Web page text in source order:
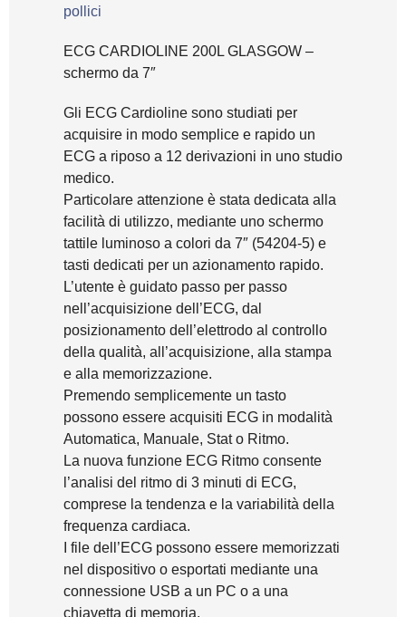
pollici
ECG CARDIOLINE 200L GLASGOW –
schermo da 7″
Gli ECG Cardioline sono studiati per
acquisire in modo semplice e rapido un
ECG a riposo a 12 derivazioni in uno studio
medico.
Particolare attenzione è stata dedicata alla
facilità di utilizzo, mediante uno schermo
tattile luminoso a colori da 7″ (54204-5) e
tasti dedicati per un azionamento rapido.
L’utente è guidato passo per passo
nell’acquisizione dell’ECG, dal
posizionamento dell’elettrodo al controllo
della qualità, all’acquisizione, alla stampa
e alla memorizzazione.
Premendo semplicemente un tasto
possono essere acquisiti ECG in modalità
Automatica, Manuale, Stat o Ritmo.
La nuova funzione ECG Ritmo consente
l’analisi del ritmo di 3 minuti di ECG,
comprese la tendenza e la variabilità della
frequenza cardiaca.
I file dell’ECG possono essere memorizzati
nel dispositivo o esportati mediante una
connessione USB a un PC o a una
chiavetta di memoria.